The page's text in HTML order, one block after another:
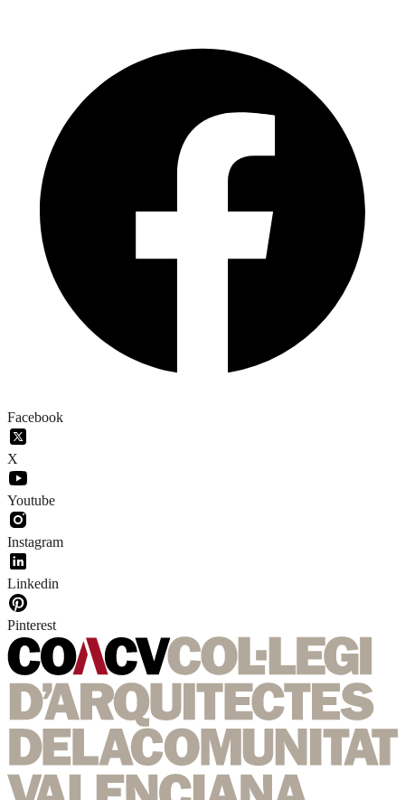
Facebook
X
Youtube
Instagram
Linkedin
Pinterest